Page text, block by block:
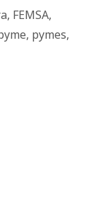
, FEMSA,
, pymes,